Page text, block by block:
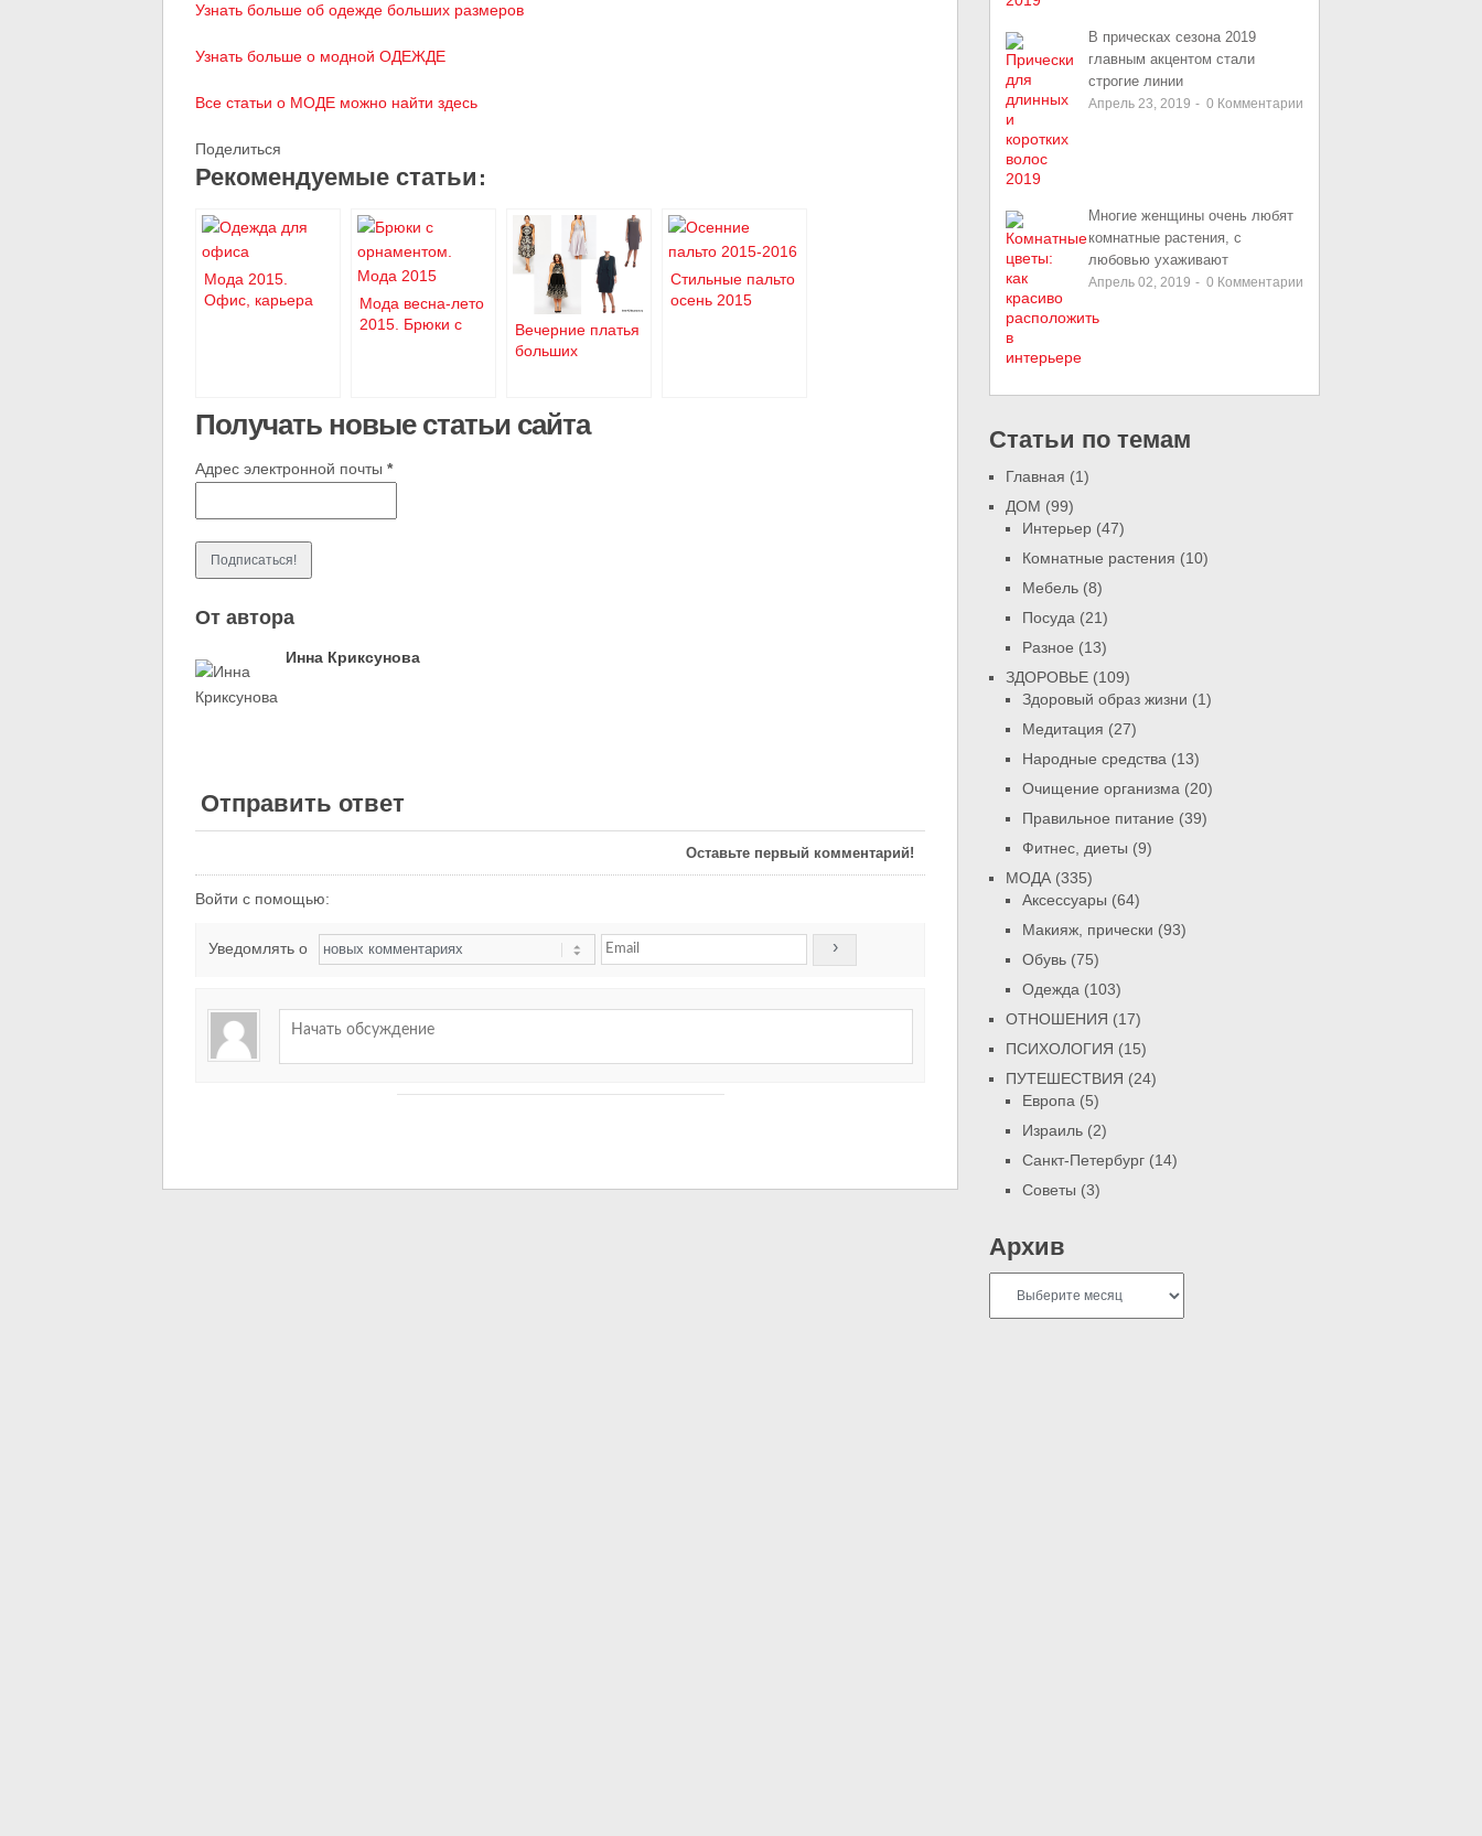
Узнать больше об одежде больших размеров
Узнать больше о модной ОДЕЖДЕ
Все статьи о МОДЕ можно найти здесь
Поделиться
Рекомендуемые статьи:
Мода 2015.
Офис, карьера
Мода весна-лето
2015. Брюки с
Вечерние платья
больших
Стильные пальто
осень 2015
Получать новые статьи сайта
Адрес электронной почты *
От автора
Инна Криксунова
Отправить ответ
Оставьте первый комментарий!
Войти с помощью:
Уведомлять о
В прическах сезона 2019
главным акцентом стали
строгие линии
Апрель 23, 2019 - 0 Комментарии
Многие женщины очень любят
комнатные растения, с
любовью ухаживают
Апрель 02, 2019 - 0 Комментарии
Статьи по темам
Главная (1)
ДОМ (99)
Интерьер (47)
Комнатные растения (10)
Мебель (8)
Посуда (21)
Разное (13)
ЗДОРОВЬЕ (109)
Здоровый образ жизни (1)
Медитация (27)
Народные средства (13)
Очищение организма (20)
Правильное питание (39)
Фитнес, диеты (9)
МОДА (335)
Аксессуары (64)
Макияж, прически (93)
Обувь (75)
Одежда (103)
ОТНОШЕНИЯ (17)
ПСИХОЛОГИЯ (15)
ПУТЕШЕСТВИЯ (24)
Европа (5)
Израиль (2)
Санкт-Петербург (14)
Советы (3)
Архив